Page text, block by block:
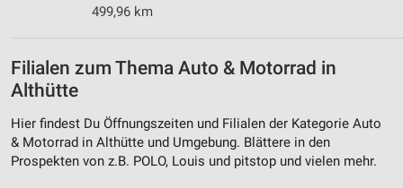
499,96 km
Filialen zum Thema Auto & Motorrad in
Althütte
Hier findest Du Öffnungszeiten und Filialen der Kategorie Auto
& Motorrad in Althütte und Umgebung. Blättere in den
Prospekten von z.B. POLO, Louis und pitstop und vielen mehr.